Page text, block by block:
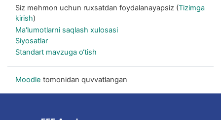
Siz mehmon uchun ruxsatdan foydalanayapsiz (Tizimga
kirish)
Ma'lumotlarni saqlash xulosasi
Siyosatlar
Standart mavzuga o‘tish
Moodle tomonidan quvvatlangan